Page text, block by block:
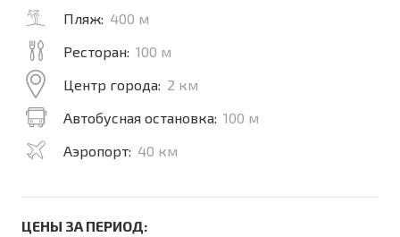
Пляж: 400 м
Ресторан: 100 м
Центр города: 2 км
Автобусная остановка: 100 м
Аэропорт: 40 км
ЦЕНЫ ЗА ПЕРИОД: